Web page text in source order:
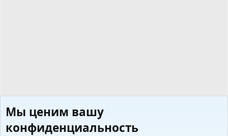
Мы ценим вашу
конфиденциальность